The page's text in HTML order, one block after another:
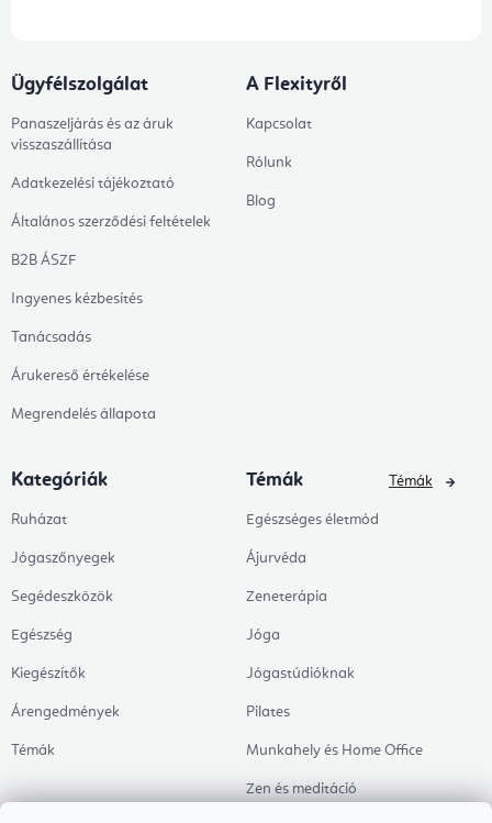
Ügyfélszolgálat
Panaszeljárás és az áruk
visszaszállítása
Adatkezelési tájékoztató
Általános szerződési feltételek
B2B ÁSZF
Ingyenes kézbesítés
Tanácsadás
Árukereső értékelése
Megrendelés állapota
A Flexityről
Kapcsolat
Rólunk
Blog
Kategóriák
Ruházat
Jógaszőnyegek
Segédeszközök
Egészség
Kiegészítők
Árengedmények
Témák
Témák
Egészséges életmód
Ájurvéda
Zeneterápia
Jóga
Jógastúdióknak
Pilates
Munkahely és Home Office
Zen és meditáció
Témák